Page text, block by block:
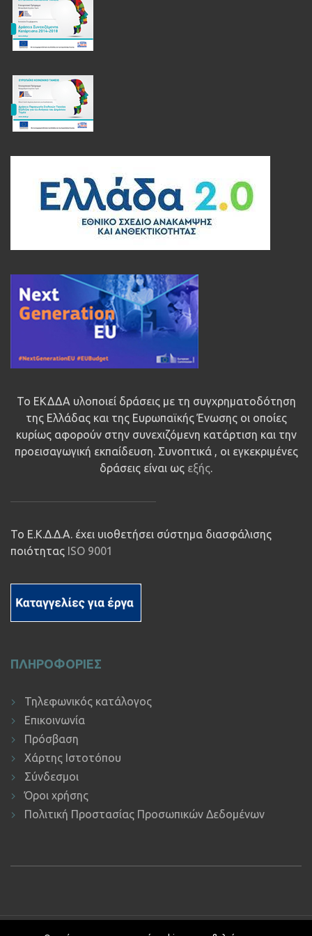
Το ΕΚΔΔΑ υλοποιεί δράσεις με τη συγχρηματοδότηση
της Ελλάδας και της Ευρωπαϊκής Ένωσης οι οποίες
κυρίως αφορούν στην συνεχιζόμενη κατάρτιση και την
προεισαγωγική εκπαίδευση. Συνοπτικά , οι εγκεκριμένες
δράσεις είναι ως εξής.
Το Ε.Κ.Δ.Δ.Α. έχει υιοθετήσει σύστημα διασφάλισης
ποιότητας ISO 9001
ΠΛΗΡΟΦΟΡΙΕΣ
Τηλεφωνικός κατάλογος
Επικοινωνία
Πρόσβαση
Χάρτης Ιστοτόπου
Σύνδεσμοι
Όροι χρήσης
Πολιτική Προστασίας Προσωπικών Δεδομένων